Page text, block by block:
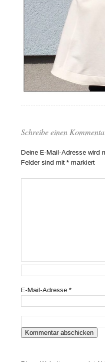
Schreibe einen
Deine E-Mail-Adresse wird
Felder sind mit* markiert
E-Mail-Adresse*